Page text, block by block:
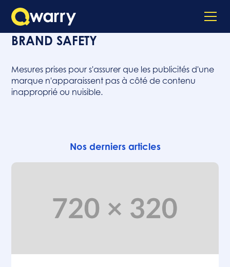
BRAND SAFETY
Mesures prises pour s'assurer que les publicités d'une
marque n'apparaissent pas à côté de contenu
inapproprié ou nuisible.
Nos derniers articles